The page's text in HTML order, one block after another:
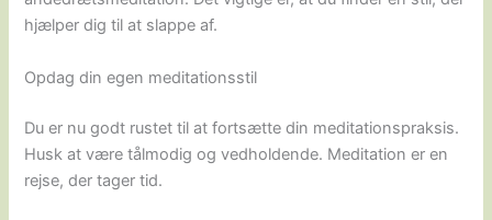
hjælper dig til at slappe af.
Opdag din egen meditationsstil
Du er nu godt rustet til at fortsætte din meditationspraksis.
Husk at være tålmodig og vedholdende. Meditation er en
rejse, der tager tid.